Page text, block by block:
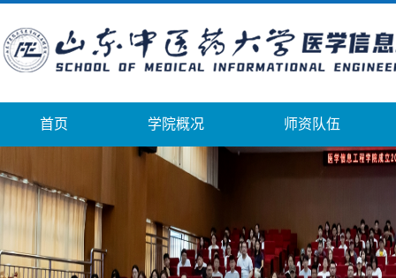
首页 学院概况 师资队伍